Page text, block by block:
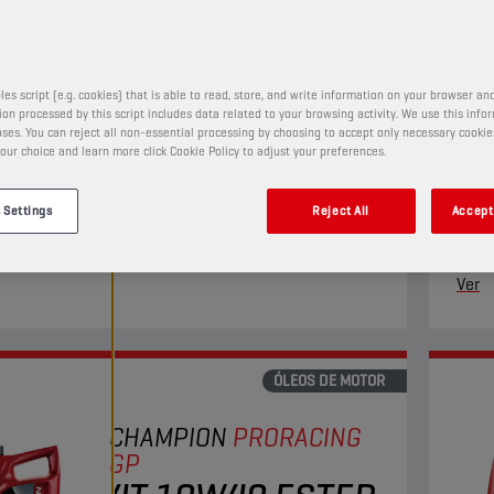
PRODUTO: 29152
dos motociclos de quatro tempos mais
A sua tecnologia Ester+ Adaptive Shield
para
sua
Ver
ÓLEOS DE MOTOR
CHAMPION PRORACING
GP
script (e.g. cookies) that is able to read, store, and write information on your browser
processed by this script includes data related to your browsing activity. We use this
You can reject all non-essential processing by choosing to accept only necessary
choice and learn more click Cookie Policy to adjust your preferences.
Settings Reject All